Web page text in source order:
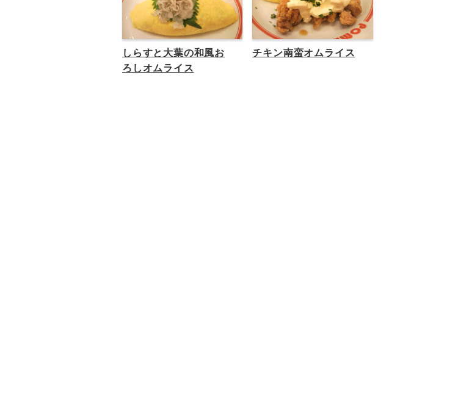
しらすと大葉の和風お
ろしオムライス
チキン南蛮オムライス